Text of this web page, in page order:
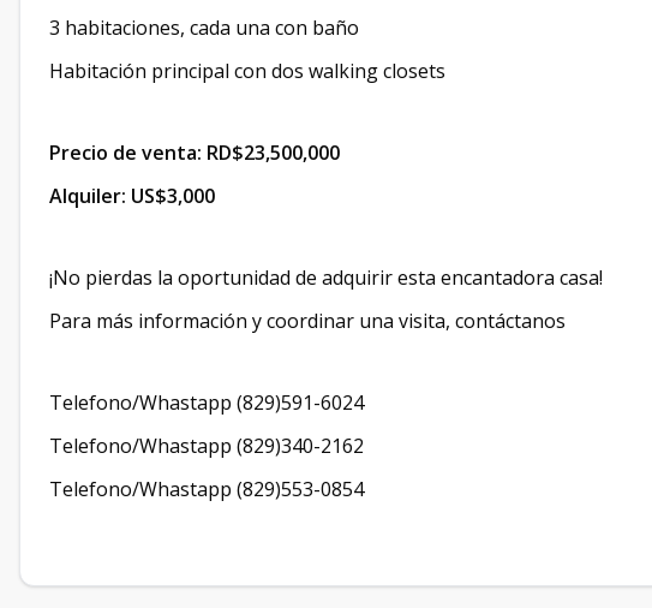
3 habitaciones, cada una con baño
Habitación principal con dos walking closets
Precio de venta: RD$23,500,000
Alquiler: US$3,000
¡No pierdas la oportunidad de adquirir esta encantadora casa!
Para más información y coordinar una visita, contáctanos
Telefono/Whastapp (829)591-6024
Telefono/Whastapp (829)340-2162
Telefono/Whastapp (829)553-0854